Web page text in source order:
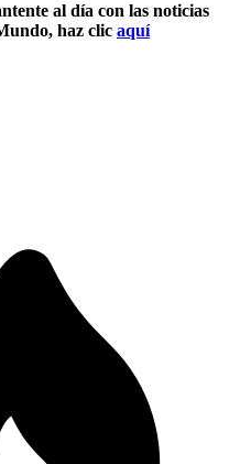
al día con las noticias
haz clic aquí